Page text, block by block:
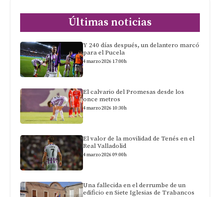
Últimas noticias
Y 240 días después, un delantero marcó
para el Pucela
4 marzo 2026 17:00h
El calvario del Promesas desde los
once metros
4 marzo 2026 10:30h
El valor de la movilidad de Tenés en el
Real Valladolid
4 marzo 2026 09:00h
Una fallecida en el derrumbe de un
edificio en Siete Iglesias de Trabancos